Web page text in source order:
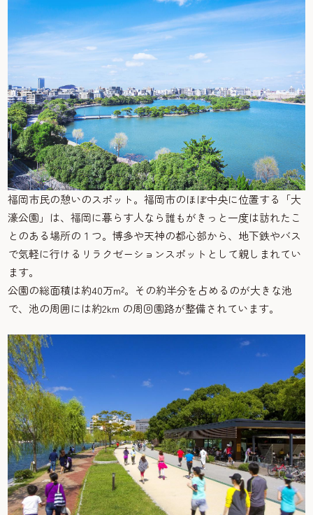
福岡市民の憩いのスポット。福岡市のほぼ中央に位置する「大
濠公園」は、福岡に暮らす人なら誰もがきっと一度は訪れたこ
とのある場所の１つ。博多や天神の都心部から、地下鉄やバス
で気軽に行けるリラクゼーションスポットとして親しまれてい
ます。
公園の総面積は約40万m²。その約半分を占めるのが大きな池
で、池の周囲には約2km の周回園路が整備されています。